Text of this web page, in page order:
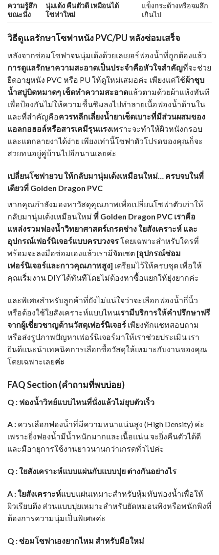
ความรู้สึก
ขณะนั่ง
นุ่มเด้ง คืนตัวดี เหมือนได้
โซฟาใหม่
แข็งกระด้างหรือจมลึก
เกินไป
วิธีดูแลรักษาโซฟาหนัง PVC/PU หลังซ่อมเสร็จ
หลังจากซ่อมโซฟาจนนุ่มเด้งด้วยเลเยอร์ฟองน้ำที่ถูกต้องแล้ว
การดูแลรักษาความสะอาดเป็นประจำคือหัวใจสำคัญที่จะช่วย
ยืดอายุหนัง PVC หรือ PU ให้ดูใหม่เสมอค่ะ เพียงแค่ใช้ผ้าชุบ
น้ำสบู่บิดหมาดๆ เช็ดทำความสะอาดแล้วตามด้วยผ้าแห้งทันที
เพื่อป้องกันไม่ให้ความชื้นซึมลงไปทำลายเนื้อฟองน้ำด้านใน
และที่สำคัญคือควรหลีกเลี่ยงน้ำยาเช็ดเบาะที่มีส่วนผสมของ
แอลกอฮอล์หรือสารเคมีรุนแรงเพราะจะทำให้ผิวหนังกรอบ
และแตกลายงาได้ง่าย เพียงเท่านี้โซฟาตัวโปรดของคุณก็จะ
สวยทนอยู่คู่บ้านไปอีกนานเลยค่ะ
เปลี่ยนโซฟายวบ ให้กลับมานุ่มเด้งเหมือนใหม่… ครบจบในที่
เดียวที่ Golden Dragon PVC
หากคุณกำลังมองหาวัสดุคุณภาพเพื่อเปลี่ยนโซฟาตัวเก่าให้
กลับมานุ่มเด้งเหมือนใหม่ ที่ Golden Dragon PVC เราคือ
แหล่งรวมฟองน้ำวิทยาศาสตร์เกรดช่าง ใยสังเคราะห์ และ
อุปกรณ์เฟอร์นิเจอร์แบบครบวงจรโดยเฉพาะสำหรับใครที่
พร้อมจะลงมือซ่อมเองแล้วเรามีจัดเซต [อุปกรณ์ซ่อม
เฟอร์นิเจอร์และกาวคุณภาพสูง] เตรียมไว้ให้ครบชุด เพื่อให้
คุณเริ่มงาน DIY ได้ทันทีโดยไม่ต้องหาซื้อแยกให้ยุ่งยากค่ะ
และพิเศษสำหรับลูกค้าที่ยังไม่แน่ใจว่าจะเลือกฟองน้ำกี่นิ้ว
หรือต้องใช้ใยสังเคราะห์แบบไหนเรามีบริการให้คำปรึกษาฟรี
จากผู้เชี่ยวชาญด้านวัสดุเฟอร์นิเจอร์ เพียงทักแชทสอบถาม
หรือส่งรูปภาพปัญหาเฟอร์นิเจอร์มาให้เราช่วยประเมิน เรา
ยินดีแนะนำเทคนิคการเลือกซื้อวัสดุให้เหมาะกับงานของคุณ
โดยเฉพาะเลยค่ะ
FAQ Section (คำถามที่พบบ่อย)
Q : ฟองน้ำวิทย์แบบไหนที่นั่งแล้วไม่ยุบตัวเร็ว
A : ควรเลือกฟองน้ำที่มีความหนาแน่นสูง (High Density) ค่ะ
เพราะยิ่งฟองน้ำมีน้ำหนักมากและเนื้อแน่น จะยิ่งคืนตัวได้ดี
และมีอายุการใช้งานยาวนานกว่าเกรดทั่วไปค่ะ
Q : ใยสังเคราะห์แบบแผ่นกับแบบปุย ต่างกันอย่างไร
A :ใยสังเคราะห์แบบแผ่นเหมาะสำหรับหุ้มทับฟองน้ำเพื่อให้
ผิวเรียบตึง ส่วนแบบปุยเหมาะสำหรับยัดหมอนพิงหรือพนักพิงที่
ต้องการความนุ่มเป็นพิเศษค่ะ
Q : ซ่อมโซฟาเองยากไหม สำหรับมือใหม่